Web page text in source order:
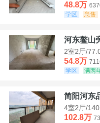
48.8万
学区
急售
河东鳌山
2室2厅/
54.8万
学区
满两
简阳河东
4室2厅/
102.8万